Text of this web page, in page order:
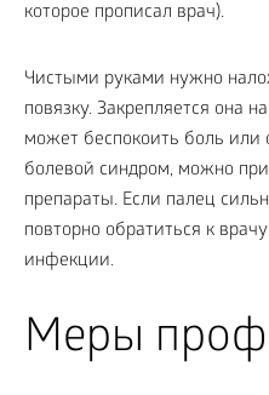
которое прописал врач).
Чистыми руками нужно
повязку. Закрепляется она
может беспокоить боль или
болевой синдром, можно
препараты. Если палец
повторно обратиться к
инфекции.
Меры